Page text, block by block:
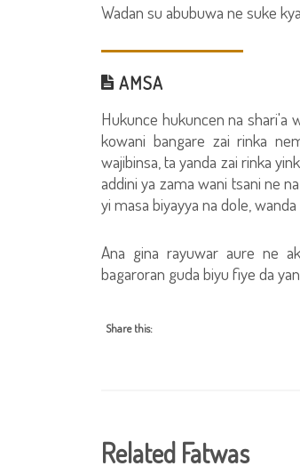
Wadan su abubuwa ne suke
AMSA
Hukunce hukuncen na shari'a
kowani bangare zai rinka
wajibinsa, ta yanda zai rinka
addini ya zama wani tsani ne
yi masa biyayya na dole,
Ana gina rayuwar aure ne
bagaroran guda biyu fiye da
Share this:
Related Fatwas